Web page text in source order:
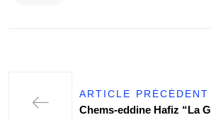
ARTICLE PRÉCÉDENT
Chems-eddine Hafiz “La